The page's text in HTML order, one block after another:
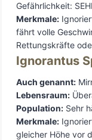
Gefährlichkeit:
Merkmale:
fährt volle
Rettungskräfte
Ignorantus
Auch genannt:
Lebensraum:
Population: Sehr
Merkmale:
gleicher Höhe vor